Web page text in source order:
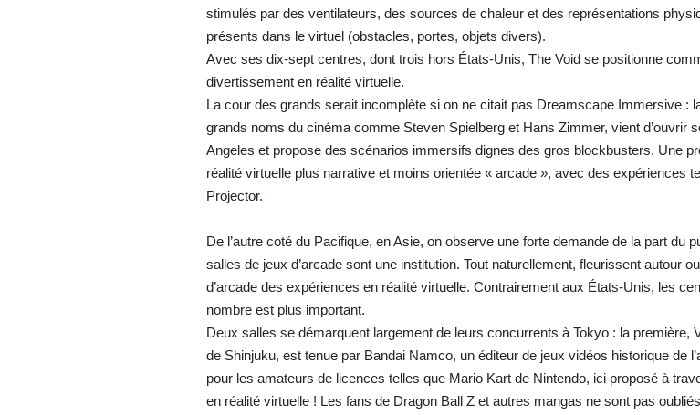
stimulés par des ventilateurs, des sources de chaleur et des représentations
présents dans le virtuel (obstacles, portes, objets divers).
Avec ses dix-sept centres, dont trois hors États-Unis, The Void se positionne
divertissement en réalité virtuelle.
La cour des grands serait incomplète si on ne citait pas Dreamscape Immersive :
grands noms du cinéma comme Steven Spielberg et Hans Zimmer, vient d’ouvrir
Angeles et propose des scénarios immersifs dignes des gros blockbusters. Une
réalité virtuelle plus narrative et moins orientée « arcade », avec des expériences
Projector.
De l’autre coté du Pacifique, en Asie, on observe une forte demande de la part du
salles de jeux d’arcade sont une institution. Tout naturellement, fleurissent autour
d’arcade des expériences en réalité virtuelle. Contrairement aux États-Unis, les
nombre est plus important.
Deux salles se démarquent largement de leurs concurrents à Tokyo : la
de Shinjuku, est tenue par Bandai Namco, un éditeur de jeux vidéos historique de
pour les amateurs de licences telles que Mario Kart de Nintendo, ici proposé à
en réalité virtuelle ! Les fans de Dragon Ball Z et autres mangas ne sont pas